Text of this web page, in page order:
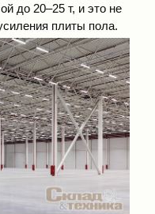
до 20–25 т, и это не
плиты пола.